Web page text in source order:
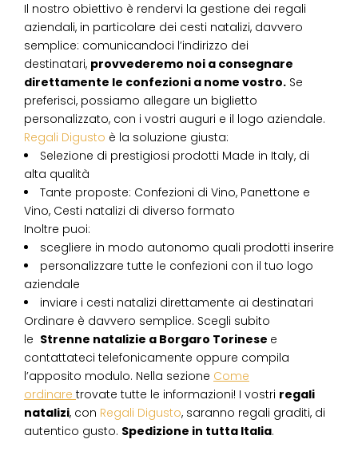
Il nostro obiettivo è rendervi la gestione dei regali
aziendali, in particolare dei cesti natalizi, davvero
semplice: comunicandoci l’indirizzo dei
destinatari, provvederemo noi a consegnare
direttamente le confezioni a nome vostro. Se
preferisci, possiamo allegare un biglietto
personalizzato, con i vostri auguri e il logo aziendale.
Regali Digusto è la soluzione giusta:
Selezione di prestigiosi prodotti Made in Italy, di
alta qualità
Tante proposte: Confezioni di Vino, Panettone e
Vino, Cesti natalizi di diverso formato
Inoltre puoi:
scegliere in modo autonomo quali prodotti inserire
personalizzare tutte le confezioni con il tuo logo
aziendale
inviare i cesti natalizi direttamente ai destinatari
Ordinare è davvero semplice. Scegli subito
le Strenne natalizie a Borgaro Torinese e
contattateci telefonicamente oppure compila
l’apposito modulo. Nella sezione Come
ordinare trovate tutte le informazioni! I vostri regali
natalizi, con Regali Digusto, saranno regali graditi, di
autentico gusto. Spedizione in tutta Italia.